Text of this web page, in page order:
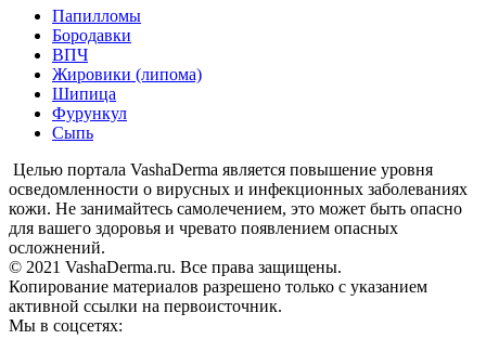
Папилломы
Бородавки
ВПЧ
Жировики (липома)
Шипица
Фурункул
Сыпь
Целью портала VashaDerma является повышение уровня
осведомленности о вирусных и инфекционных заболеваниях
кожи. Не занимайтесь самолечением, это может быть опасно
для вашего здоровья и чревато появлением опасных
осложнений.
© 2021 VashaDerma.ru. Все права защищены.
Копирование материалов разрешено только с указанием
активной ссылки на первоисточник.
Мы в соцсетях: